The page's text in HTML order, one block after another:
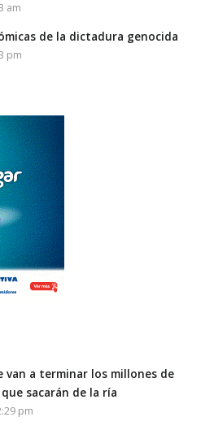
am
de la dictadura genocida
pm
van a terminar los millones de
sacarán de la ría
pm